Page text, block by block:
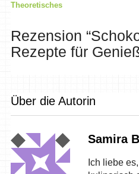
Theoretisches
Rezension
Rezepte für
Über die Autorin
Samira
Ich liebe